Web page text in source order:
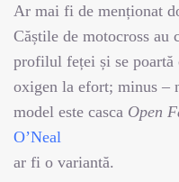
Ar mai fi de menționat
Căștile de motocross au
profilul feței și se
oxigen la efort; minus –
model este casca Open
O’Neal
ar fi o variantă.